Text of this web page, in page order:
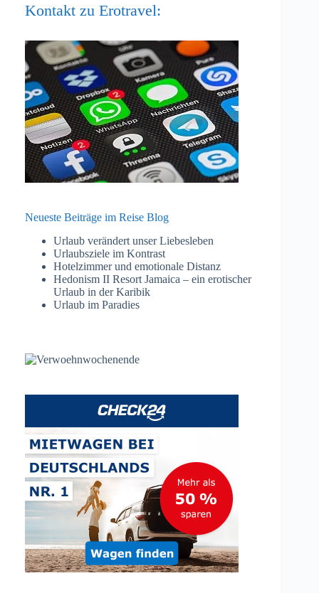
Kontakt zu Erotravel:
Neueste Beiträge im Reise Blog
Urlaub verändert unser Liebesleben
Urlaubsziele im Kontrast
Hotelzimmer und emotionale Distanz
Hedonism II Resort Jamaica – ein erotischer
Urlaub in der Karibik
Urlaub im Paradies